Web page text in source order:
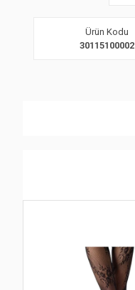
Ürün Kodu
30115100002